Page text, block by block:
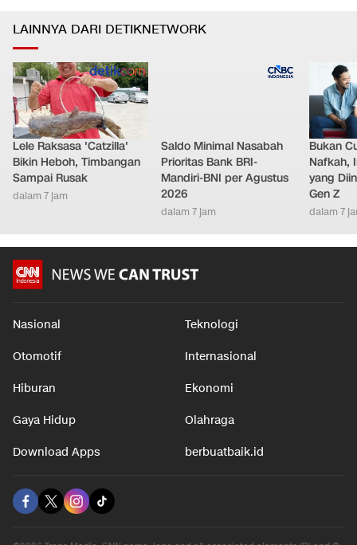
LAINNYA DARI DETIKNETWORK
Lele Raksasa 'Catzilla'
Bikin Heboh, Timbangan
Sampai Rusak
dalam 7 jam
Saldo Minimal Nasabah
Prioritas Bank BRI-
Mandiri-BNI per Agustus
2026
dalam 7 jam
Bukan
Nafkah,
yang
Gen Z
dalam 7
Nasional Teknologi
Otomotif Internasional
Hiburan Ekonomi
Gaya Hidup Olahraga
Download Apps berbuatbaik.id